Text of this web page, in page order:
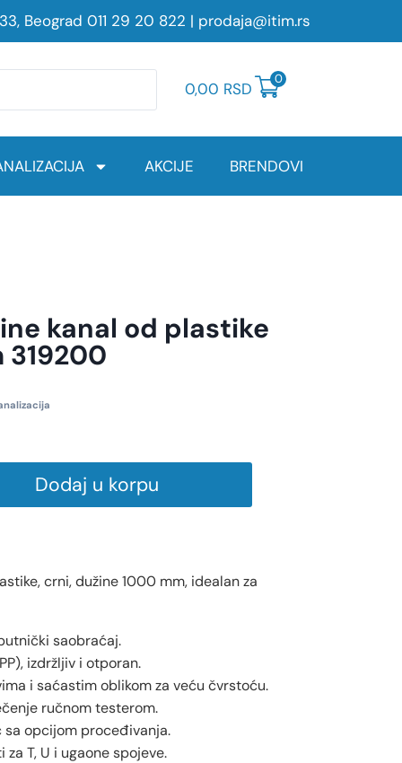
Beograd 011 29 20 822 | prodaja@itim.rs
0,00 RSD
0
AKCIJE BRENDOVI
kanal od plastike
Dodaj u korpu
crni, dužine 1000 mm, idealan za
saobraćaj.
izdržljiv i otporan.
i saćastim oblikom za veću čvrstoću.
ručnom testerom.
opcijom proceđivanja.
T, U i ugaone spojeve.